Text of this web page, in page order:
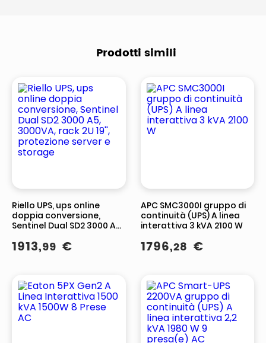
Prodotti simili
Riello UPS, ups online
doppia conversione,
Sentinel Dual SD2 3000 A5,
protezione server e
storage
1913,99 €
APC SMC3000I gruppo di
continuità (UPS) A linea
interattiva 3 kVA 2100 W
1796,28 €